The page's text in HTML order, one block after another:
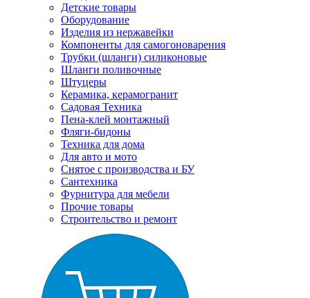
Детские товары
Оборудование
Изделия из нержавейки
Компоненты для самогоноварения
Трубки (шланги) силиконовые
Шланги поливочные
Штуцеры
Керамика, керамогранит
Садовая Техника
Пена-клей монтажный
Фляги-бидоны
Техника для дома
Для авто и мото
Снятое с производства и БУ
Сантехника
Фурнитура для мебели
Прочие товары
Строительство и ремонт